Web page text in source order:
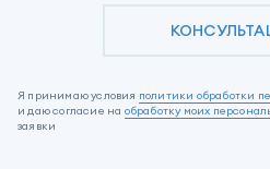
Я принимаю условия политики обработки
и даю согласие на обработку моих
заявки